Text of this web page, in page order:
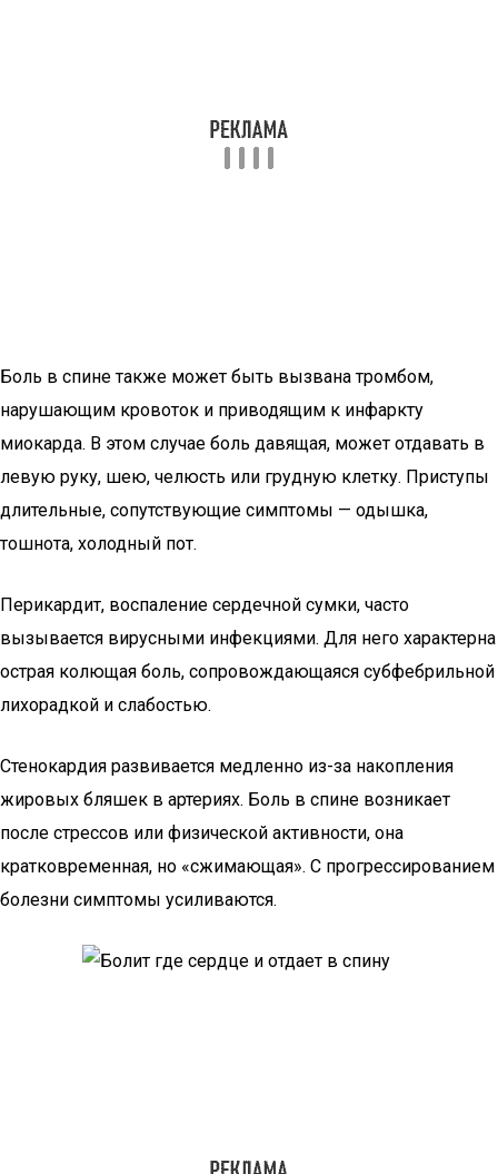
Боль в спине также может быть вызвана тромбом,
нарушающим кровоток и приводящим к инфаркту
миокарда. В этом случае боль давящая, может отдавать в
левую руку, шею, челюсть или грудную клетку. Приступы
длительные, сопутствующие симптомы — одышка,
тошнота, холодный пот.
Перикардит, воспаление сердечной сумки, часто
вызывается вирусными инфекциями. Для него характерна
острая колющая боль, сопровождающаяся субфебрильной
лихорадкой и слабостью.
Стенокардия развивается медленно из-за накопления
жировых бляшек в артериях. Боль в спине возникает
после стрессов или физической активности, она
кратковременная, но «сжимающая». С прогрессированием
болезни симптомы усиливаются.